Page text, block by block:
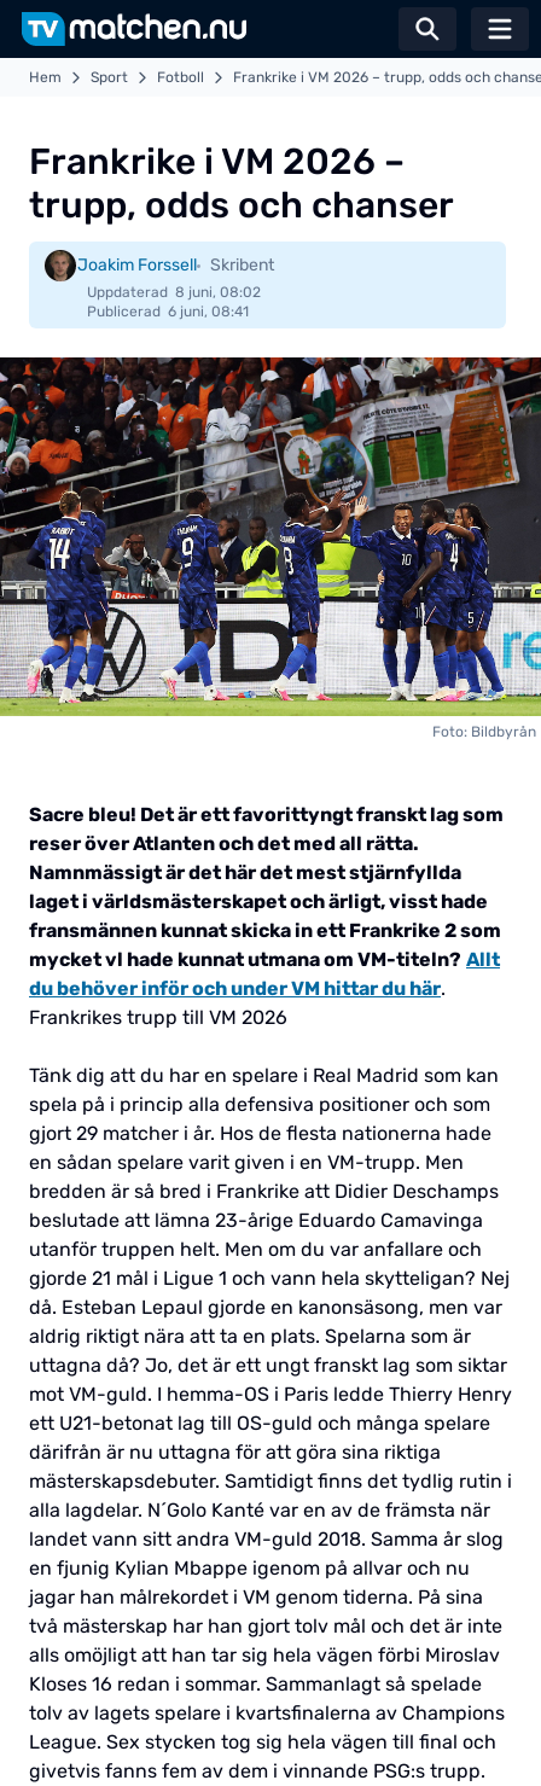
Växla
Hem Sport Fotboll Frankrike i VM 2026 – trupp, odds och
Frankrike i VM 2026 –
trupp, odds och chanser
Joakim Forssell Skribent
Uppdaterad 8 juni, 08:02
Publicerad 6 juni, 08:41
Foto: Bildbyrån
Sacre bleu! Det är ett favorittyngt franskt lag som
reser över Atlanten och det med all rätta.
Namnmässigt är det här det mest stjärnfyllda
laget i världsmästerskapet och ärligt, visst hade
fransmännen kunnat skicka in ett Frankrike 2 som
mycket vl hade kunnat utmana om VM-titeln? Allt
du behöver inför och under VM hittar du här.
Frankrikes trupp till VM 2026
Tänk dig att du har en spelare i Real Madrid som kan
spela på i princip alla defensiva positioner och som
gjort 29 matcher i år. Hos de flesta nationerna hade
en sådan spelare varit given i en VM-trupp. Men
bredden är så bred i Frankrike att Didier Deschamps
beslutade att lämna 23-årige Eduardo Camavinga
utanför truppen helt. Men om du var anfallare och
gjorde 21 mål i Ligue 1 och vann hela skytteligan? Nej
då. Esteban Lepaul gjorde en kanonsäsong, men var
aldrig riktigt nära att ta en plats. Spelarna som är
uttagna då? Jo, det är ett ungt franskt lag som siktar
mot VM-guld. I hemma-OS i Paris ledde Thierry Henry
ett U21-betonat lag till OS-guld och många spelare
därifrån är nu uttagna för att göra sina riktiga
mästerskapsdebuter. Samtidigt finns det tydlig rutin i
alla lagdelar. N´Golo Kanté var en av de främsta när
landet vann sitt andra VM-guld 2018. Samma år slog
en fjunig Kylian Mbappe igenom på allvar och nu
jagar han målrekordet i VM genom tiderna. På sina
två mästerskap har han gjort tolv mål och det är inte
alls omöjligt att han tar sig hela vägen förbi Miroslav
Kloses 16 redan i sommar. Sammanlagt så spelade
tolv av lagets spelare i kvartsfinalerna av Champions
League. Sex stycken tog sig hela vägen till final och
givetvis fanns fem av dem i vinnande PSG:s trupp.